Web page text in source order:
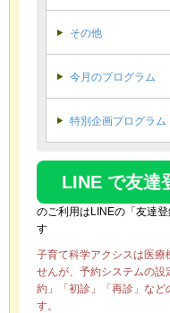
その他
今月のプログラム
特別企画プログラム
LINE で友達
のご利用はLINEの「友達
す
子育て科学アクシスは医療
せんが、予約システムの設
約」「初診」「再診」など
す。